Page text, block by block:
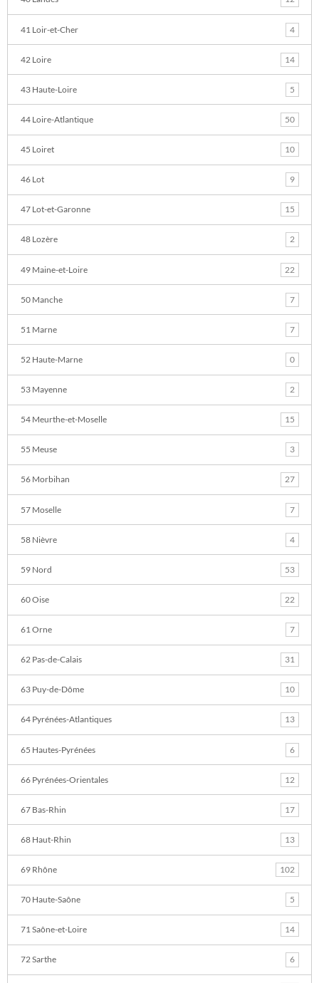
41 Loir-et-Cher 4
42 Loire 14
43 Haute-Loire 5
44 Loire-Atlantique 50
45 Loiret 10
46 Lot 9
47 Lot-et-Garonne 15
48 Lozère 2
49 Maine-et-Loire 22
50 Manche 7
51 Marne 7
52 Haute-Marne 0
53 Mayenne 2
54 Meurthe-et-Moselle 15
55 Meuse 3
56 Morbihan 27
57 Moselle 7
58 Nièvre 4
59 Nord 53
60 Oise 22
61 Orne 7
62 Pas-de-Calais 31
63 Puy-de-Dôme 10
64 Pyrénées-Atlantiques 13
65 Hautes-Pyrénées 6
66 Pyrénées-Orientales 12
67 Bas-Rhin 17
68 Haut-Rhin 13
69 Rhône 102
70 Haute-Saône 5
71 Saône-et-Loire 14
72 Sarthe 6